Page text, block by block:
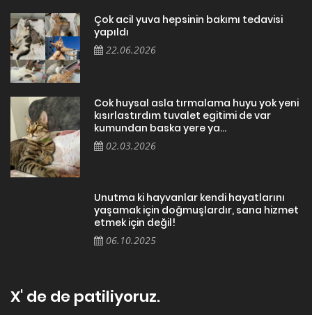
Çok acil yuva hepsinin bakımı tedavisi
yapıldı
22.06.2026
Cok huysal asla tırmalama huyu yok yeni
kısırlastırdım tuvalet egitimi de var
kumundan baska yere ya...
02.03.2026
Unutma ki hayvanlar kendi hayatlarını
yaşamak için doğmuşlardır, sana hizmet
etmek için değil!
06.10.2025
X' de de patiliyoruz.